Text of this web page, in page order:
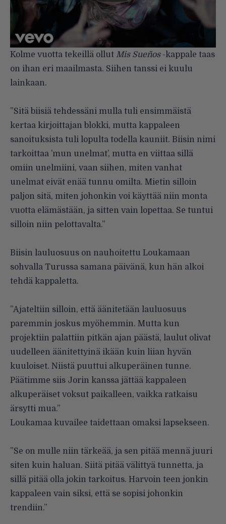
Kolme vuotta tekeillä ollut Mis Sueños-kappale taas
on ihan eri maailmasta. Siihen tanssi ei kuulu
lainkaan.
”Sitä biisiä tehdessäni mulla tuli ensimmäistä
kertaa kirjoittajan blokki, mutta kappaleen
sanoituksista tuli lopulta todella kauniit. Biisin nimi
tarkoittaa ’mun unelmat’, mutta en viittaa sillä
omiin unelmiini, vaan siihen, miten vanhat
unelmat eivät enää tunnu omilta. Mietin silloin
paljon sitä, miten johonkin voi käyttää niin monta
vuotta elämästään, ja sitten vain lopettaa. Se tuntui
silloin niin pelottavalta.”
Biisin lauluosuus on nauhoitettu Loukamaan
sohvalla Turussa samana päivänä, kun hän alkoi
tehdä kappaletta.
”Ajateltiin silloin, että äänitetään lauluosuus
paremmin joskus myöhemmin. Mutta kun
projektiin palattiin pitkän ajan päästä, laulut olivat
uudelleen äänitettyinä ikään kuin liian hyvän
kuuloiset. Niistä puuttui alkuperäinen tunne.
Päätimme siis Jorin kanssa jättää kappaleen
alkuperäiset voksut paikalleen, vaikka ratkaisu
ärsytti mua.”
Loukamaa kuvailee taidettaan omaksi lapsekseen.
”Se on mulle niin tärkeää, ja sen pitää mennä juuri
siten kuin haluan. Siitä pitää välittyä tunnetta, ja
sillä pitää olla jokin tarkoitus. Harvoin teen jonkin
kappaleen vain siksi, että se sopisi johonkin
trendiin.”